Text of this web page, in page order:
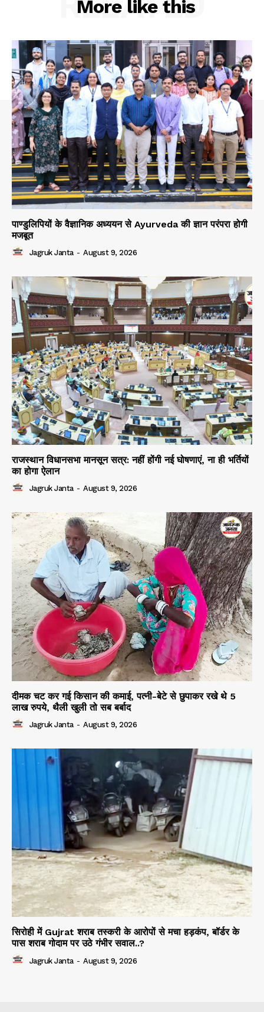
More like this
पाण्डुलिपियों के वैज्ञानिक अध्ययन से Ayurveda की ज्ञान परंपरा होगी
मजबूत
Jagruk Janta - August 9, 2026
राजस्थान विधानसभा मानसून सत्र: नहीं होंगी नई घोषणाएं, ना ही भर्तियों
का होगा ऐलान
Jagruk Janta - August 9, 2026
दीमक चट कर गई किसान की कमाई, पत्नी-बेटे से छुपाकर रखे थे 5
लाख रुपये, थैली खुली तो सब बर्बाद
Jagruk Janta - August 9, 2026
सिरोही में Gujrat शराब तस्करी के आरोपों से मचा हड़कंप, बॉर्डर के
पास शराब गोदाम पर उठे गंभीर सवाल..?
Jagruk Janta - August 9, 2026